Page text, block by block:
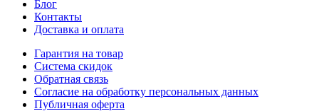
Блог
Контакты
Доставка и оплата
Гарантия на товар
Система скидок
Обратная связь
Согласие на обработку персональных данных
Публичная оферта